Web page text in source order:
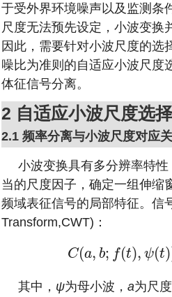
于受外界环境噪声以及监测条
尺度无法预先设定，小波变换
因此，需要针对小波尺度的选
噪比为准则的自适应小波尺度
体征信号分离。
2 自适应小波尺度选
2.1 频率分离与小波尺度对应
小波变换具有多分辨率特
当的尺度因子，确定一组伸缩
频域表征信号的局部特征。信
Transform,CWT)：
C(a, b; f(t), ψ(t)
C(a, b;f( ),ψ ))= − ∞∞ f(t)1 aψ
其中， ψ为母小波， a为尺